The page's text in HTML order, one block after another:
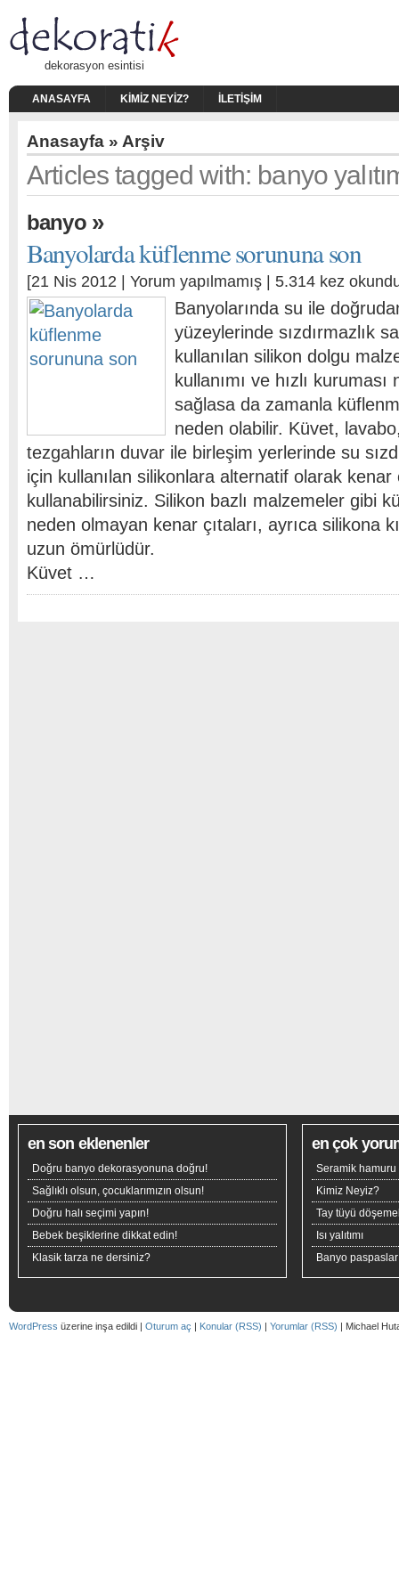
dekorasyon esintisi
ANASAYFA KIMIZ NEYIZ? İLETIŞIM
Anasayfa » Arşiv
Articles tagged with: banyo
banyo»
Banyolarda küflenme sorununa son
[21 Nis 2012 | Yorum yapılmamış | 5.314 kez
Banyolarında su ile
yüzeylerinde sızdırmazlık
kullanılan silikon dolgu
kullanımı ve hızlı
sağlasa da zamanla
neden olabilir. Küvet,
tezgahların duvar ile birleşim yerlerinde su
için kullanılan silikonlara alternatif olarak kenar
kullanabilirsiniz. Silikon bazlı malzemeler gibi
neden olmayan kenar çıtaları, ayrıca silikona
uzun ömürlüdür.
Küvet …
en son eklenenler
Doğru banyo dekorasyonuna doğru!
Sağlıklı olsun, çocuklarımızın olsun!
Doğru halı seçimi yapın!
Bebek beşiklerine dikkat edin!
Klasik tarza ne dersiniz?
en çok
Seramik hamuru
Kimiz Neyiz?
Tay tüyü
Isı yalıtımı
Banyo
WordPress üzerine inşa edildi | Oturum aç | Konular (RSS) | Yorumlar (RSS) | Michael